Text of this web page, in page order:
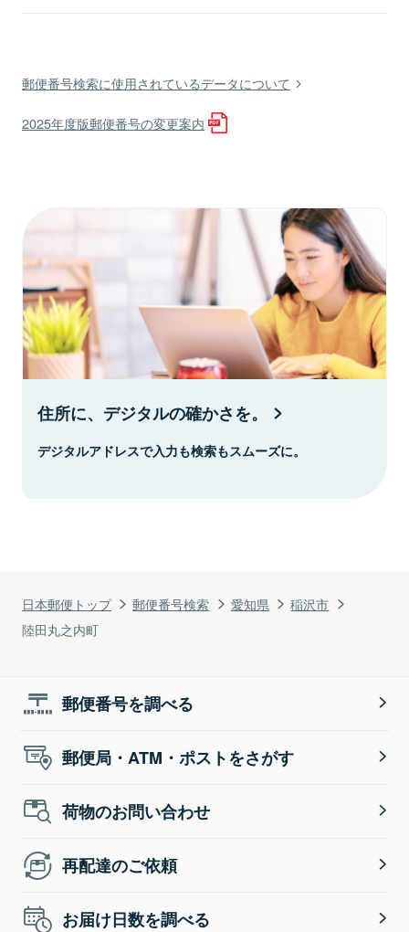
日本郵便トップ 郵便番号検索 愛知県
稲沢市
陸田丸之内町
郵便番号検索に使用されているデータについて
2025年度版郵便番号の変更案内
住所に、デジタルの確かさを。
デジタルアドレスで入力も検索もスムーズに。
郵便番号を調べる
郵便局・ATM・ポストをさがす
荷物のお問い合わせ
再配達のご依頼
お届け日数を調べる